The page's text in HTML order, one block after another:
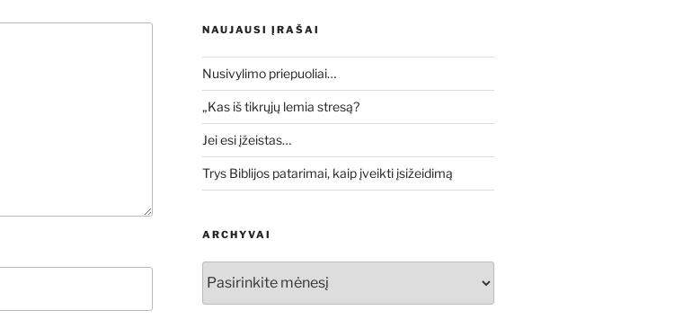
NAUJAUSI ĮRAŠAI
Nusivylimo priepuoliai…
„Kas iš tikrųjų lemia stresą?
Jei esi įžeistas…
Trys Biblijos patarimai, kaip įveikti įsižeidimą
ARCHYVAI